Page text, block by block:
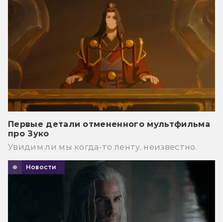
Первые детали отмененного мультфильма
про Зуко
Увидим ли мы когда-то ленту, неизвестно.
Новости